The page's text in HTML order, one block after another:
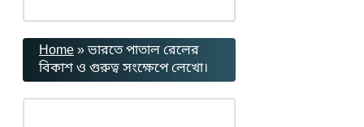
Home»ভারতে পাতাল রেলের
বিকাশ ও গুরুত্ব সংক্ষেপে লেখো।